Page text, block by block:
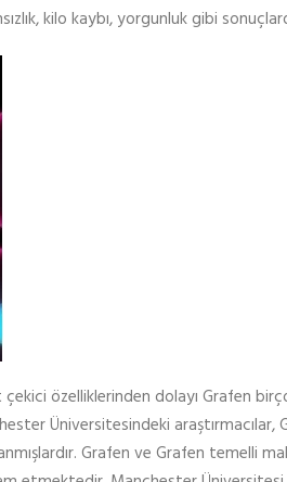
kilo kaybı, yorgunluk gibi
özelliklerinden dolayı Grafen
Üniversitesindeki araştırmacılar,
Grafen ve Grafen temelli